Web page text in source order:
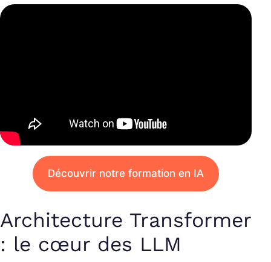
Découvrir notre formation en IA
Architecture Transformer
: le cœur des LLM